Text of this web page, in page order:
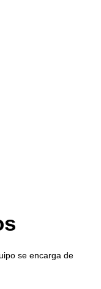
se encarga de